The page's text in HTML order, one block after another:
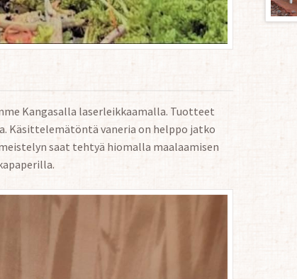
Kangasalla laserleikkaamalla. Tuotteet
vaneria on helppo jatko
saat tehtyä hiomalla maalaamisen